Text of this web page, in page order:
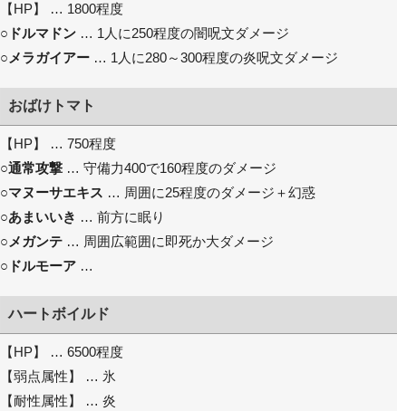
【HP】 … 1800程度
○ ドルマドン … 1人に250程度の闇呪文ダメージ
○ メラガイアー … 1人に280～300程度の炎呪文ダメージ
おばけトマト
【HP】 … 750程度
○通常攻撃 … 守備力400で160程度のダメージ
○マヌーサエキス … 周囲に25程度のダメージ＋幻惑
○あまいいき … 前方に眠り
○ メガンテ … 周囲広範囲に即死か大ダメージ
○ ドルモーア …
ハートボイルド
【HP】 … 6500程度
【弱点属性】 … 氷
【耐性属性】 … 炎